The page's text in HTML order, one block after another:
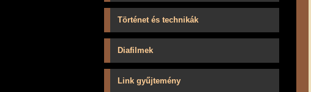
Történet és technikák
Diafilmek
Link gyűjtemény